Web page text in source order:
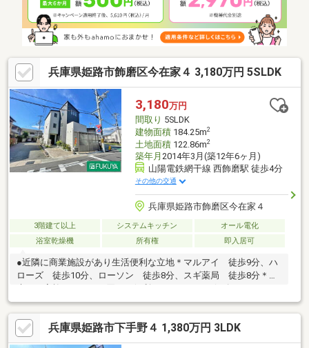
兵庫県姫路市飾磨区今在家４ 3,180万円 5SLDK
3,180万円
間取り 5SLDK
建物面積184.25m2
土地面積122.86m2
築年月 2014年3月(築12年6ヶ月)
山陽電鉄網干線 西飾磨駅 徒歩4分
その他の交通
兵庫県姫路市飾磨区今在家４
3階建て以上 システムキッチン
オール電化
浴室乾燥機
所有権 即入居可
●近隣に商業施設があり生活便利な立地＊マルアイ 徒歩9分、ハ
ローズ 徒歩10分、ローソン 徒歩8分、スギ薬局 徒歩8分＊週
ィ 徒歩23分●津田小学校まで徒歩6分とお子様の通学も安心●ア
キュラホーム施工●南東向きにつき日当たり良好●全居室6帖以上
のゆとりの5LDK+DK+2S トイレ・洗面・浴室・キッチンが2か
所ございます●納戸2か所にオープンクローゼット3か所と収納ス
兵庫県姫路市下手野４ 1,380万円 3LDK